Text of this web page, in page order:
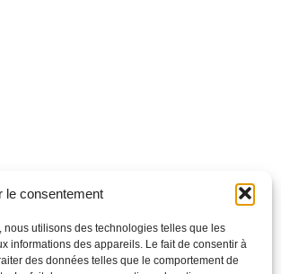
le consentement
utilisons des technologies telles que les
informations des appareils. Le fait de consentir à
des données telles que le comportement de